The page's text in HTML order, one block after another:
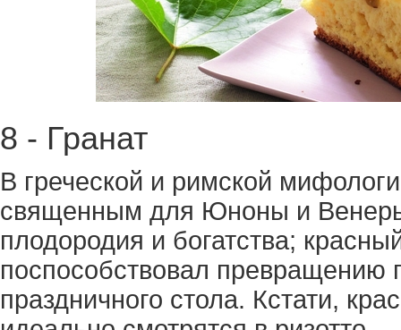
8 - Гранат
В греческой и римской
священным для Юноны и
плодородия и богатства;
поспособствовал превращению
праздничного стола. Кстати,